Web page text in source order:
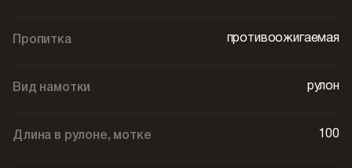
Пропитка противоожигаемая
Вид намотки рулон
Длина в рулоне, мотке 100